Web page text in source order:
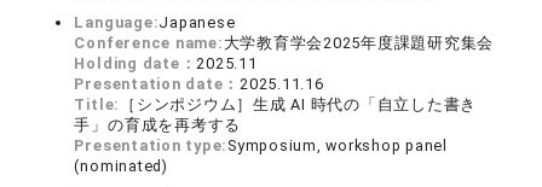
Language:Japanese
Conference name: 大学教育学会2025年度課題研究集会
Holding date： 2025.11
Presentation date： 2025.11.16
Title:
［シンポジウム］生成 AI 時代の「自立した書き
手」の育成を再考する
Presentation type: Symposium, workshop panel
(nominated)